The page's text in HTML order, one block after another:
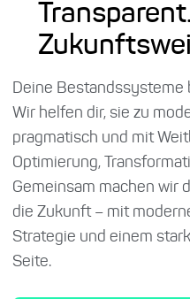
Transparent.
Deine Bestandssysteme
Wir helfen dir, sie zu
pragmatisch und mit
Optimierung,
Gemeinsam machen wir
die Zukunft – mit
Strategie und einem
Seite.